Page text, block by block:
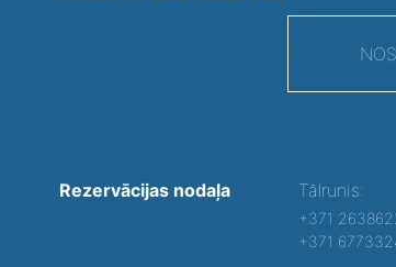
Rezervācijas nodaļa Tālrunis:
+371
+371